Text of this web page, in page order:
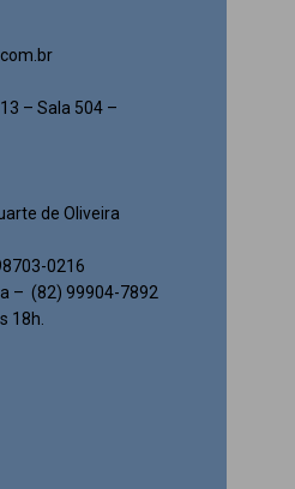
– Sala 504 –
de Oliveira
0216
– (82) 99904-7892
18h.